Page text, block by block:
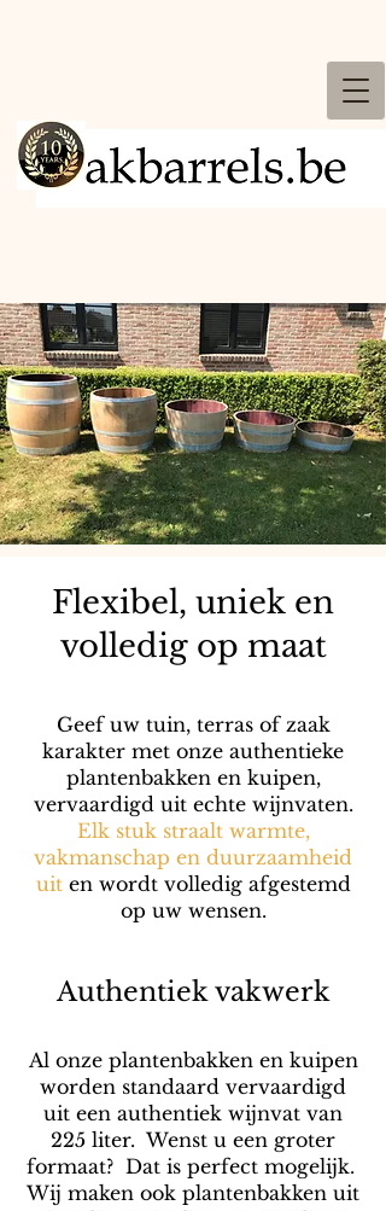
Flexibel, uniek en
volledig op maat
Geef uw tuin, terras of zaak
karakter met onze authentieke
plantenbakken en kuipen,
vervaardigd uit echte wijnvaten.
Elk stuk straalt warmte,
vakmanschap en duurzaamheid
uit en wordt volledig afgestemd
op uw wensen.
Authentiek vakwerk
Al onze plantenbakken en kuipen
worden standaard vervaardigd
uit een authentiek wijnvat van
225 liter. Wenst u een groter
formaat? Dat is perfect mogelijk.
Wij maken ook plantenbakken uit